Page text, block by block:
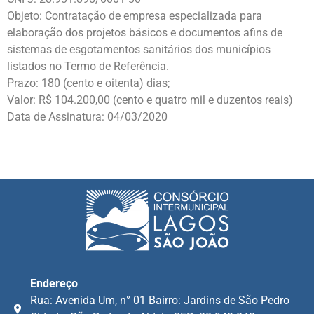
Objeto: Contratação de empresa especializada para
elaboração dos projetos básicos e documentos afins de
sistemas de esgotamentos sanitários dos municípios
listados no Termo de Referência.
Prazo: 180 (cento e oitenta) dias;
Valor: R$ 104.200,00 (cento e quatro mil e duzentos reais)
Data de Assinatura: 04/03/2020
Endereço
Rua: Avenida Um, n° 01 Bairro: Jardins de São Pedro